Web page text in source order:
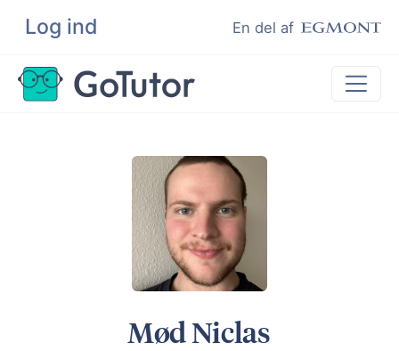
Log ind En del af
Søg
Lektiehjælp
Eksamenshjælp
Hjælp til ordblinde
Kundeudtalelser
Undervisere
Mød Niclas